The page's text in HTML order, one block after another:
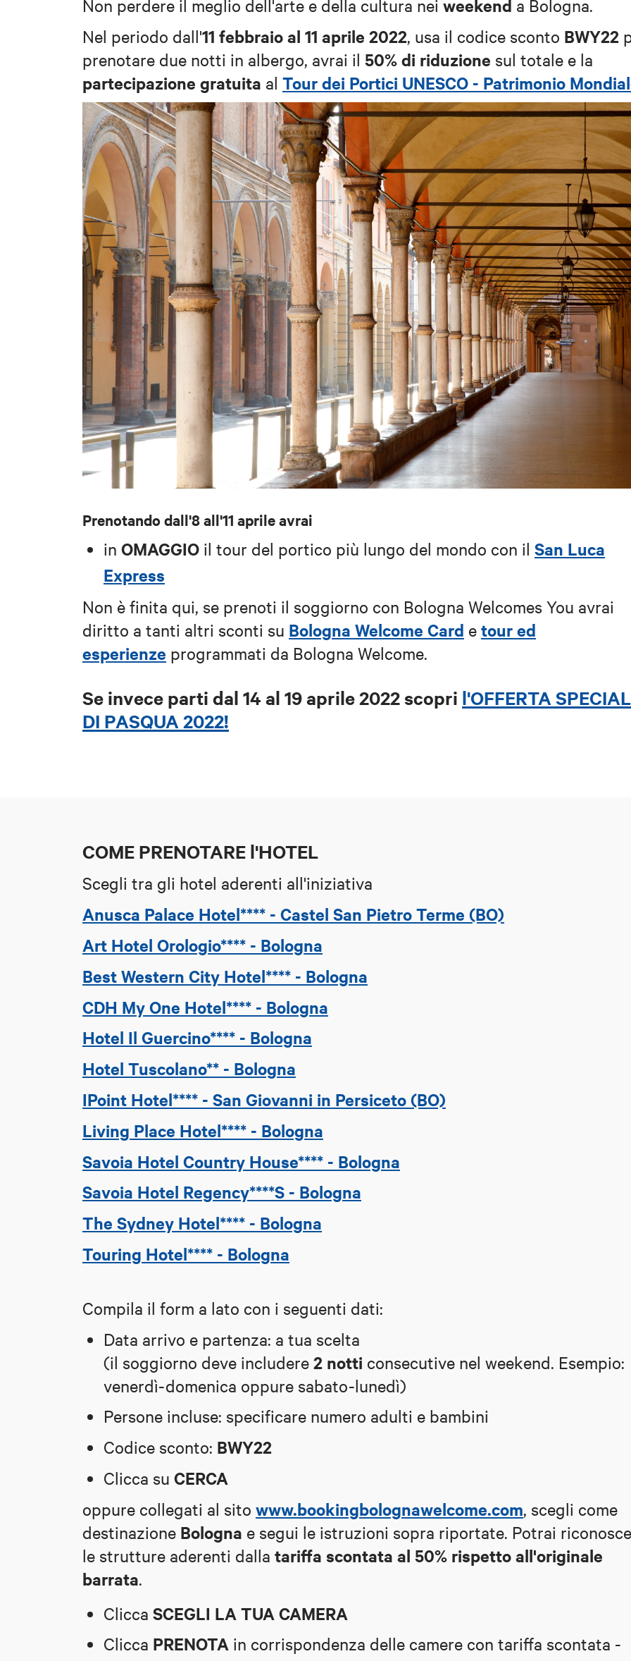
Non perdere il meglio dell'arte e della cultura nei weekend a Bologna.
Nel periodo dall'11 febbraio al 11 aprile 2022, usa il codice sconto BWY22
prenotare due notti in albergo, avrai il 50% di riduzione sul totale e la
partecipazione gratuita al Tour dei Portici UNESCO - Patrimonio
Prenotando dall'8 all'11 aprile avrai
in OMAGGIO il tour del portico più lungo del mondo con il San Luca
Express
Non è finita qui, se prenoti il soggiorno con Bologna Welcomes You avrai
diritto a tanti altri sconti su Bologna Welcome Card e tour ed
esperienze programmati da Bologna Welcome.
Se invece parti dal 14 al 19 aprile 2022scopri l'OFFERTA
DI PASQUA 2022!
COME PRENOTARE l'HOTEL
Scegli tra gli hotel aderenti all'iniziativa
Anusca Palace Hotel**** - Castel San Pietro Terme (BO)
Art Hotel Orologio**** - Bologna
Best Western City Hotel**** - Bologna
CDH My One Hotel**** - Bologna
Hotel Il Guercino**** - Bologna
Hotel Tuscolano** - Bologna
IPoint Hotel**** - San Giovanni in Persiceto (BO)
Living Place Hotel**** - Bologna
Savoia Hotel Country House**** - Bologna
Savoia Hotel Regency****S - Bologna
The Sydney Hotel**** - Bologna
Touring Hotel**** - Bologna
Compila il form a lato con i seguenti dati:
Data arrivo e partenza: a tua scelta
(il soggiorno deve includere 2 notti consecutive nel weekend. Esempio:
venerdì-domenica oppure sabato-lunedì)
Persone incluse: specificare numero adulti e bambini
Codice sconto: BWY22
Clicca su CERCA
oppure collegati al sito www.bookingbolognawelcome.com, scegli come
destinazione Bologna e segui le istruzioni sopra riportate. Potrai
le strutture aderenti dalla tariffa scontata al 50% rispetto all'originale
barrata.
Clicca SCEGLI LA TUA CAMERA
Clicca PRENOTA in corrispondenza delle camere con tariffa scontata -